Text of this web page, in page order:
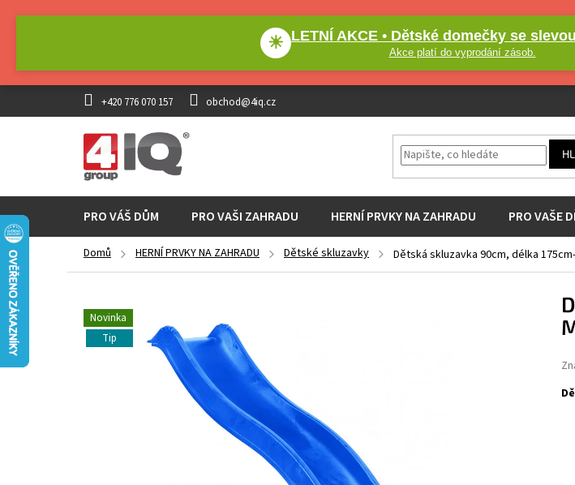
☀ LETNÍ AKCE • Dětské domečky se
Akce platí do vyprodání zásob.
+420 776 070 157 obchod@4iq.cz
PRO VÁŠ DŮM PRO VAŠI ZAHRADU HERNÍ PRVKY NA ZAHRADU PRO VAŠE
Domů HERNÍ PRVKY NA ZAHRADU Dětské skluzavky Dětská skluzavka 90cm, délka
Novinka
Tip